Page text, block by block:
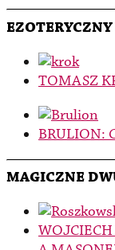
TOMASZ
BRULION:
MAGICZNE